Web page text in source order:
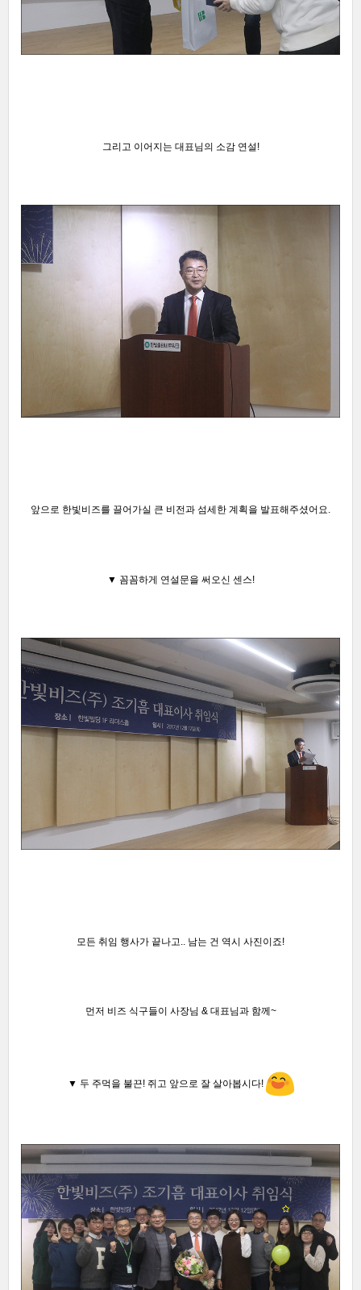
그리고 이어지는 대표님의 소감 연설!
앞으로 한빛비즈를 끌어가실 큰 비전과 섬세한 계획을 발표해주셨어요.
▼ 꼼꼼하게 연설문을 써오신 센스!
모든 취임 행사가 끝나고.. 남는 건 역시 사진이죠!
먼저 비즈 식구들이 사장님 & 대표님과 함께~
▼ 두 주먹을 불끈! 쥐고 앞으로 잘 살아봅시다!